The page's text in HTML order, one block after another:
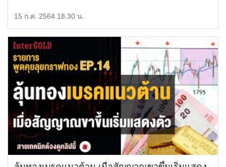
15 ก.ค. 2564 18.30 น.